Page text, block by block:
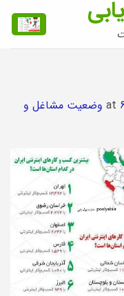
وضعیت مشاغل و